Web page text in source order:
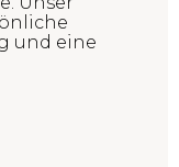
und eine